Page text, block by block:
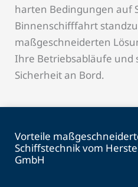
harten Bedingungen auf
Binnenschifffahrt
maßgeschneiderten
Ihre Betriebsabläufe und
Sicherheit an Bord.
Vorteile
Schiffstechnik vom
GmbH